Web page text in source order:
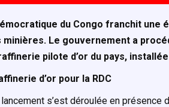
du Congo franchit
Le gouvernement a
pilote d’or du pays,
d’or pour la RDC
s’est déroulée en présence